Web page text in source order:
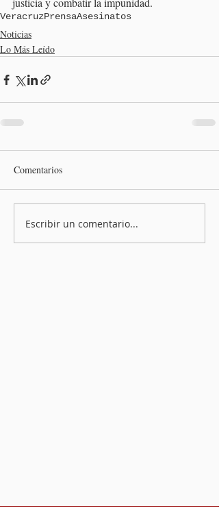
VeracruzPrensaAsesinatos
Noticias
Lo Más Leído
Comentarios
Escribir un comentario...